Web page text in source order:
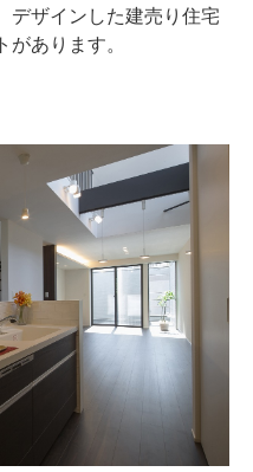
デザインした建売り住宅
あります。